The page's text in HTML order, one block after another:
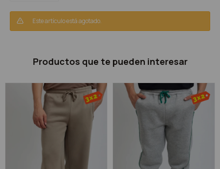
Este artículo está agotado.
Productos que te pueden interesar